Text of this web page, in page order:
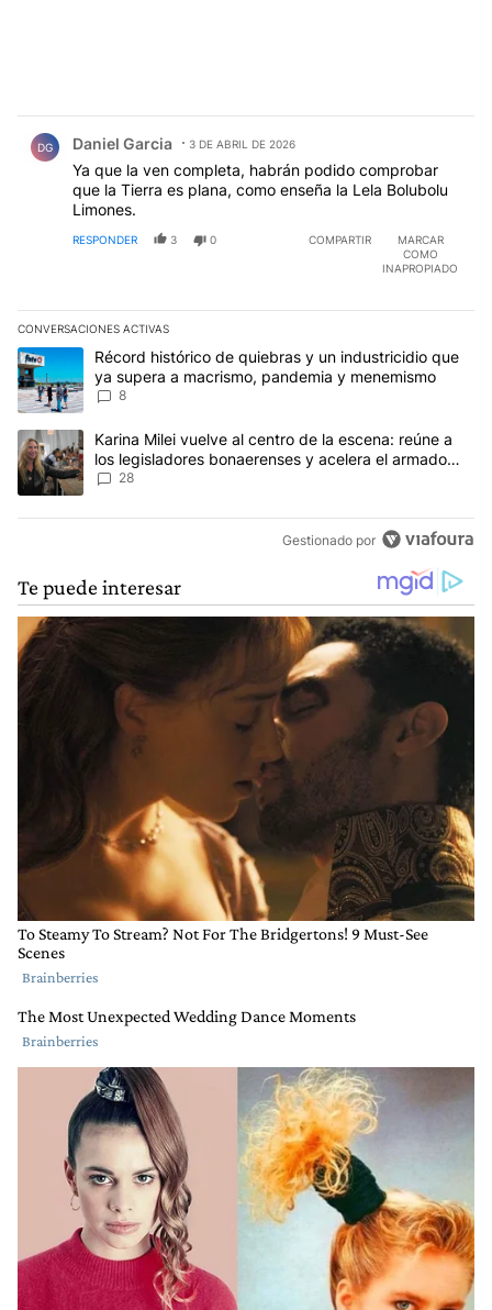
DG Daniel Garcia 3 DE ABRIL DE 2026
Ya que la ven completa, habrán podido comprobar
que la Tierra es plana, como enseña la Lela Bolubolu
Limones.
RESPONDER 3 0 COMPARTIR
MARCAR
COMO
INAPROPIADO
CONVERSACIONES ACTIVAS
Este listado muestra los artículos con más comentarios en los
Un artículo de tendencia con el título "Récord histórico de
Récord histórico de quiebras y un industricidio que
ya supera a macrismo, pandemia y menemismo
8
Un artículo de tendencia con el título "Karina Milei vuelve al
Karina Milei vuelve al centro de la escena: reúne a
los legisladores bonaerenses y acelera el armado
para 2027
28
Gestionado por